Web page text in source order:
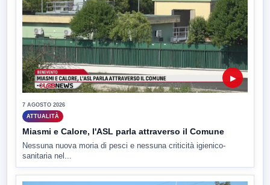
▶
7 AGOSTO 2026
ATTUALITÀ
Miasmi e Calore, l'ASL parla attraverso il Comune
Nessuna nuova moria di pesci e nessuna criticità igienico-
sanitaria nel...